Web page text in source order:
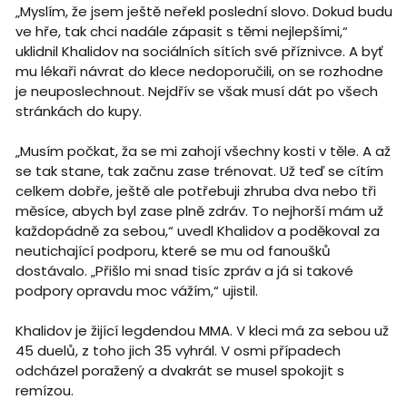
„Myslím, že jsem ještě neřekl poslední slovo. Dokud budu
ve hře, tak chci nadále zápasit s těmi nejlepšími,“
uklidnil Khalidov na sociálních sítích své příznivce. A byť
mu lékaři návrat do klece nedoporučili, on se rozhodne
je neuposlechnout. Nejdřív se však musí dát po všech
stránkách do kupy.
„Musím počkat, ža se mi zahojí všechny kosti v těle. A až
se tak stane, tak začnu zase trénovat. Už teď se cítím
celkem dobře, ještě ale potřebuji zhruba dva nebo tři
měsíce, abych byl zase plně zdráv. To nejhorší mám už
každopádně za sebou,“ uvedl Khalidov a poděkoval za
neutichající podporu, které se mu od fanoušků
dostávalo. „Přišlo mi snad tisíc zpráv a já si takové
podpory opravdu moc vážím,“ ujistil.
Khalidov je žijící legdendou MMA. V kleci má za sebou už
45 duelů, z toho jich 35 vyhrál. V osmi případech
odcházel poražený a dvakrát se musel spokojit s
remízou.